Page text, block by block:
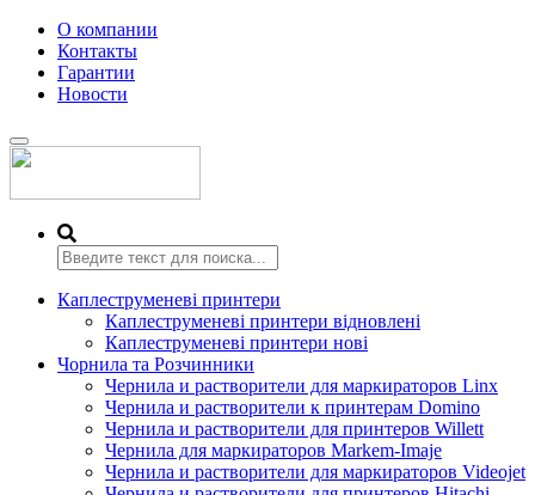
О компании
Контакты
Гарантии
Новости
Переключить
навигацию
Каплеструменеві принтери
Каплеструменеві принтери відновлені
Каплеструменеві принтери нові
Чорнила та Розчинники
Чернила и растворители для маркираторов Linx
Чернила и растворители к принтерам Domino
Чернила и растворители для принтеров Willett
Чернила для маркираторов Markem-Imaje
Чернила и растворители для маркираторов Videojet